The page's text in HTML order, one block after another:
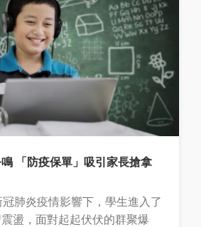
「防疫保單」吸引家長搶拿
肺炎疫情影響下，學生進入了
盪，面對起起伏伏的群聚爆